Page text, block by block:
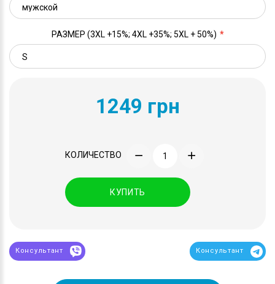
РАЗМЕР (3XL +15%; 4XL +35%; 5XL + 50%)
1249 грн
КОЛИЧЕСТВО
КУПИТЬ
Консультант Консультант